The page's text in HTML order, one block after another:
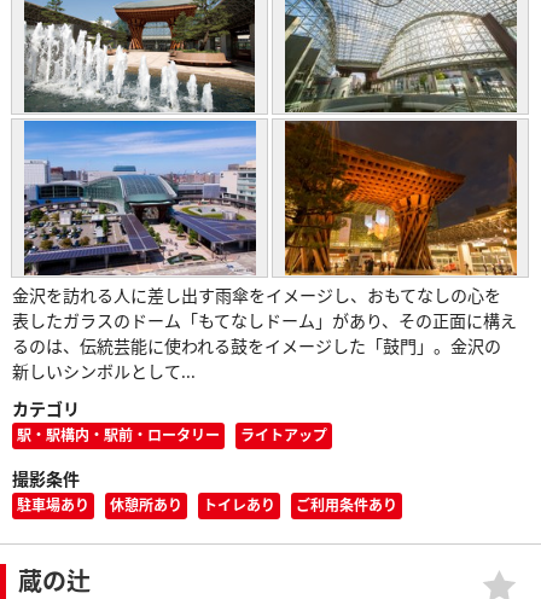
金沢を訪れる人に差し出す雨傘をイメージし、おもてなしの心を
表したガラスのドーム「もてなしドーム」があり、その正面に構え
るのは、伝統芸能に使われる鼓をイメージした「鼓門」。金沢の
新しいシンボルとして...
カテゴリ
駅・駅構内・駅前・ロータリー ライトアップ
撮影条件
駐車場あり 休憩所あり トイレあり ご利用条件あり
蔵の辻